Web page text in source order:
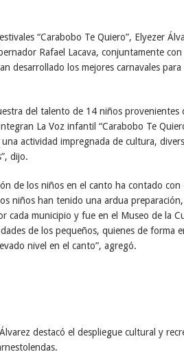
“Carabobo Te Quiero”, Elyezer
Rafael Lacava, conjuntamente
desarrollado los mejores carnavales
del talento de 14 niños provenientes
La Voz infantil “Carabobo Te
actividad impregnada de cultura,
dijo.
de los niños en el canto ha contado con
niños han tenido una ardua
cada municipio y fue en el Museo de la
de los pequeños, quienes de forma
nivel en el canto”, agregó.
destacó el despliegue cultural y